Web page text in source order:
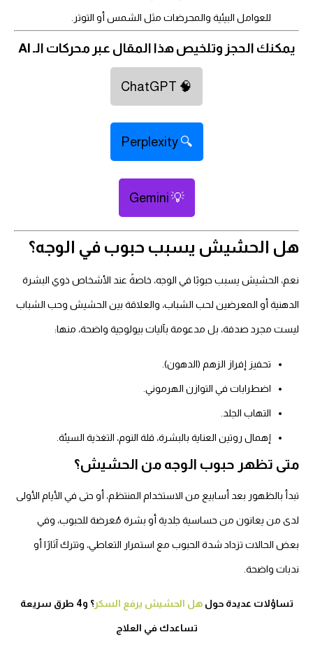
للعوامل البيئية والمحرضات مثل الشمس أو التوتر.
يمكنك الحجز وتلخيص هذا المقال عبر محركات الـ AI
ChatGPT
Perplexity
Gemini
الحشيش يسبب حبوب في الوجه؟
الحشيش يسبب حبوبًا في الوجه، خاصةً عند الأشخاص ذوي البشرة
أو المعرضين لحب الشباب، والعلاقة بين الحشيش وحب الشباب
مجرد صدفة، بل مدعومة بآليات بيولوجية واضحة، منها:
تحفيز إفراز الزهم (الدهون).
اضطرابات في التوازن الهرموني.
التهاب الجلد.
إهمال روتين العناية بالبشرة، قلة النوم، التغذية السيئة.
تظهر حبوب الوجه من الحشيش؟
بالظهور بعد أسابيع من الاستخدام المنتظم، أو حتى في الأيام الأولى
من يعانون من حساسية جلدية أو بشرة مُعرضة للحبوب، وفي
الحالات تزداد شدة الحبوب مع استمرار التعاطي، وتترك آثارًا أو
واضحة.
تساؤلات عديدة حولهل الحشيش يرفع السكر ؟ و4 طرق سريعة
تساعدك في العلاج